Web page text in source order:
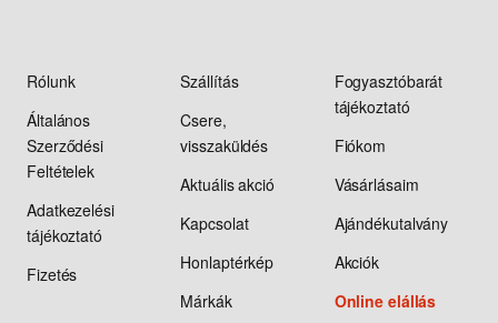
Rólunk
Általános
Szerződési
Feltételek
Adatkezelési
tájékoztató
Fizetés
Szállítás
Csere,
visszaküldés
Aktuális akció
Kapcsolat
Honlaptérkép
Márkák
Fogyasztóbarát
tájékoztató
Fiókom
Vásárlásaim
Ajándékutalvány
Akciók
Online elállás